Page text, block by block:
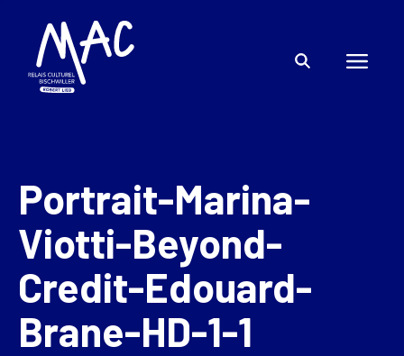
Portrait-Marina-
Viotti-Beyond-
Credit-Edouard-
Brane-HD-1-1